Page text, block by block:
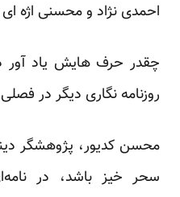
احمدی نژاد و محسنی اژه
چقدر حرف هایش یاد آور
روزنامه نگاری دیگر در
محسن کدیور، پژوهشگر
سحر خیز باشد، در